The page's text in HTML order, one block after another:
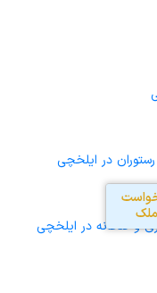
ملک
در ایلخچی
و گلخانه در ایلخچی